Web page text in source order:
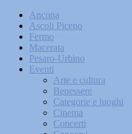
Ancona
Ascoli Piceno
Fermo
Macerata
Pesaro-Urbino
Eventi
Arte e cultura
Benessere
Categorie e luoghi
Cinema
Concerti